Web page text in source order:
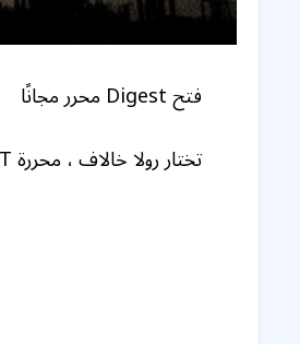
فتح Digest محرر مجانًا
تختار رولا خالاف ، محررة FT ، قصصها المفضلة في هذه النشرة الإخبارية الأسبوعية.